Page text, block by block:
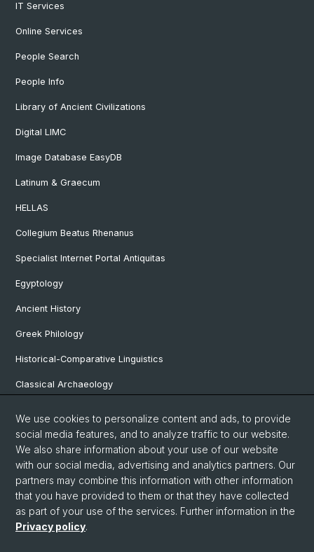
IT Services
Online Services
People Search
People Info
Library of Ancient Civilizations
Digital LIMC
Image Database EasyDB
Latinum & Graecum
HELLAS
Collegium Beatus Rhenanus
Specialist Internet Portal Antiquitas
Egyptology
Ancient History
Greek Philology
Historical-Comparative Linguistics
Classical Archaeology
Pre- and Protohistorical and Provincial Roman Archaeology
Vindonissa Professorship
© University of Basel
Faculty of Humanities and Social Sciences
We use cookies to personalize content and ads, to provide
social media features, and to analyze traffic to our website.
We also share information about your use of our website
with our social media, advertising and analytics partners. Our
partners may combine this information with other information
that you have provided to them or that they have collected
as part of your use of the services. Further information in the
Privacy policy.